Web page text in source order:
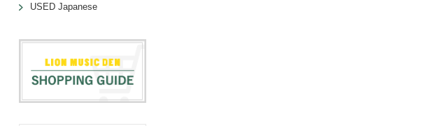
USED Japanese